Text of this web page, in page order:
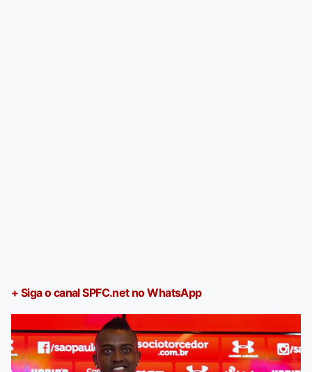
+ Siga o canal SPFC.net no WhatsApp